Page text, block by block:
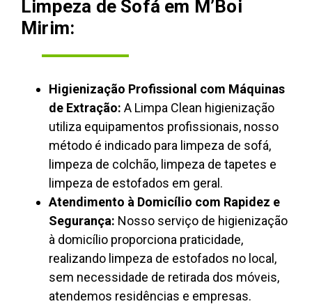
Limpeza de Sofá em M’Boi
Mirim:
Higienização Profissional com Máquinas
de Extração: A Limpa Clean higienização
utiliza equipamentos profissionais, nosso
método é indicado para limpeza de sofá,
limpeza de colchão, limpeza de tapetes e
limpeza de estofados em geral.
Atendimento à Domicílio com Rapidez e
Segurança: Nosso serviço de higienização
à domicílio proporciona praticidade,
realizando limpeza de estofados no local,
sem necessidade de retirada dos móveis,
atendemos residências e empresas.